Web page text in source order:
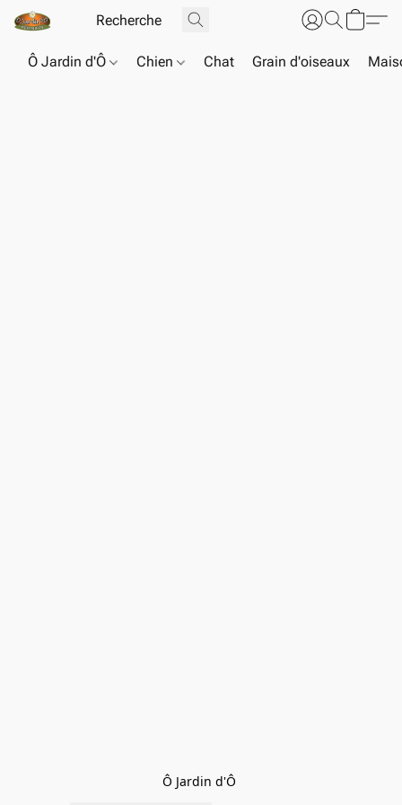
Ô Jardin d'Ô Chien Chat Grain d'oiseaux
Ô Jardin d'Ô